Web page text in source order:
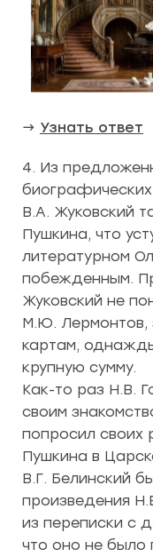
→ Узнать ответ
4. Из
В.А. Жуковский
Пушкина, что
литературном
побежденным.
Жуковский не
М.Ю. Лермонтов,
картам,
крупную сумму.
Как-то раз Н.В.
своим
попросил своих
Пушкина в
В.Г. Белинский
произведения
из переписки с
что оно не было